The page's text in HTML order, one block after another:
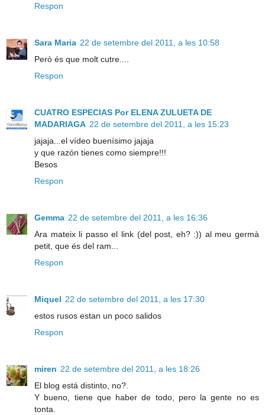
Respon
Sara Maria 22 de setembre del 2011, a les 10:58
Però és que molt cutre....
Respon
CUATRO ESPECIAS Por ELENA ZULUETA DE
MADARIAGA 22 de setembre del 2011, a les 15:23
jajaja...el vídeo buenísimo jajaja
y que razón tienes como siempre!!!
Besos
Respon
Gemma 22 de setembre del 2011, a les 16:36
Ara mateix li passo el link (del post, eh? :)) al meu germà
petit, que és del ram...
Respon
Miquel 22 de setembre del 2011, a les 17:30
estos rusos estan un poco salidos
Respon
miren 22 de setembre del 2011, a les 18:26
El blog está distinto, no?.
Y bueno, tiene que haber de todo, pero la gente no es
tonta.